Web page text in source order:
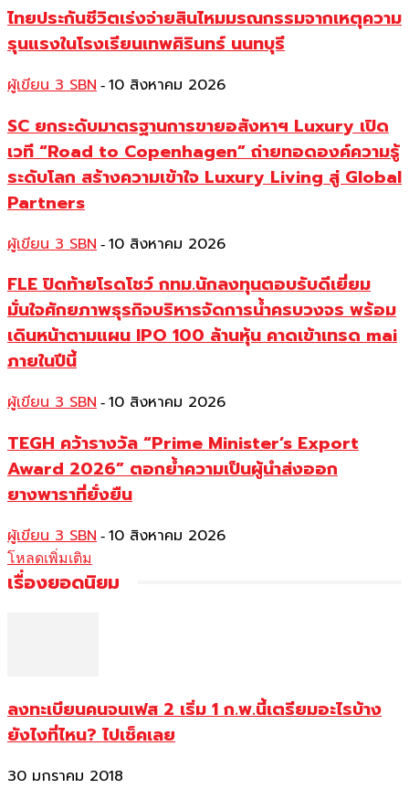
ไทยประกันชีวิตเร่งจ่ายสินไหมมรณกรรมจากเหตุความ
รุนแรงในโรงเรียนเทพศิรินทร์ นนทบุรี
ผู้เขียน 3 SBN - 10 สิงหาคม 2026
SC ยกระดับมาตรฐานการขายอสังหาฯ Luxury เปิด
เวที “Road to Copenhagen” ถ่ายทอดองค์ความรู้
ระดับโลก สร้างความเข้าใจ Luxury Living สู่ Global
Partners
ผู้เขียน 3 SBN - 10 สิงหาคม 2026
FLE ปิดท้ายโรดโชว์ กทม.นักลงทุนตอบรับดีเยี่ยม
มั่นใจศักยภาพธุรกิจบริหารจัดการน้ำครบวงจร พร้อม
เดินหน้าตามแผน IPO 100 ล้านหุ้น คาดเข้าเทรด mai
ภายในปีนี้
ผู้เขียน 3 SBN - 10 สิงหาคม 2026
TEGH คว้ารางวัล “Prime Minister’s Export
Award 2026” ตอกย้ำความเป็นผู้นำส่งออก
ยางพาราที่ยั่งยืน
ผู้เขียน 3 SBN - 10 สิงหาคม 2026
โหลดเพิ่มเติม
เรื่องยอดนิยม
ลงทะเบียนคนจนเฟส 2 เริ่ม 1 ก.พ.นี้เตรียมอะไรบ้าง
ยังไงที่ไหน? ไปเช็คเลย
30 มกราคม 2018